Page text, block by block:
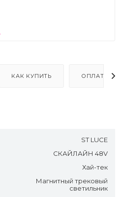
КАК КУПИТЬ ОПЛАТА
ST LUCE
СКАЙЛАЙН 48V
Хай-тек
Магнитный трековый
светильник